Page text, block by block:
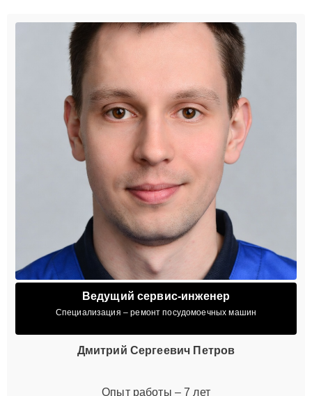
Ведущий сервис-инженер
Специализация – ремонт посудомоечных машин
Дмитрий Сергеевич Петров
Опыт работы – 7 лет